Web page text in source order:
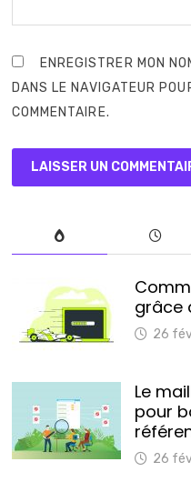
ENREGISTRER MON
DANS LE NAVIGATEUR
COMMENTAIRE.
grâce
26
Le
pour
26